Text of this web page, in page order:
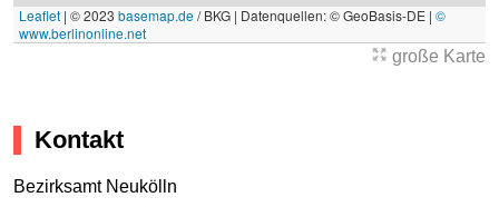
Leaflet | © 2023 basemap.de/ BKG | Datenquellen: © GeoBasis-DE | ©
www.berlinonline.net
große Karte
Kontakt
Bezirksamt Neukölln